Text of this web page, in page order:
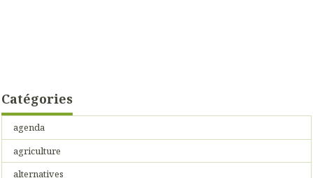
Catégories
agenda
agriculture
alternatives